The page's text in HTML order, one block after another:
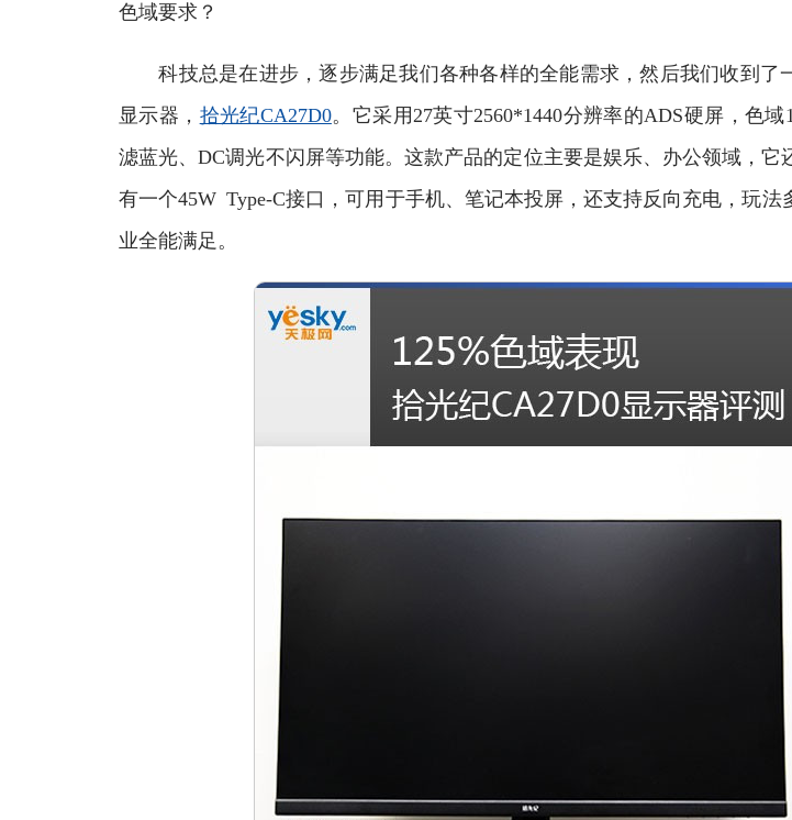
色域要求？
科技总是在进步，逐步满足我们各种各样的全能需求，然后我们收到了
显示器， 拾光纪CA27D0。它采用27英寸2560*1440分辨率的ADS硬屏，色域
滤蓝光、DC调光不闪屏等功能。这款产品的定位主要是娱乐、办公领域，它
有一个45W Type-C接口，可用于手机、笔记本投屏，还支持反向充电，玩法
业全能满足。